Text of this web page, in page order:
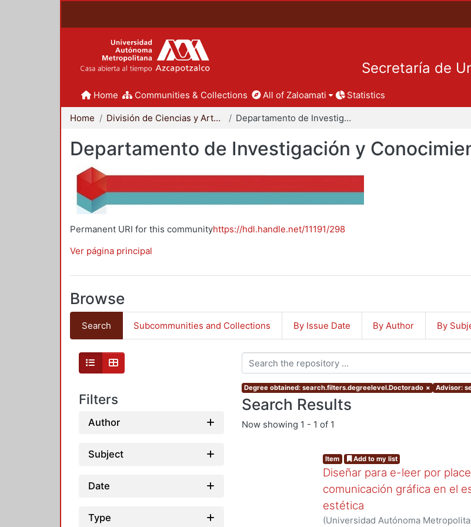
Secretaría de
Home Communities & Collections All of Zaloamati Statistics
Home División de Ciencias y Artes para el Diseño Departamento de Investigación y Conocimiento para el Diseño
Departamento de Investigación y
Permanent URI for this communityhttps://hdl.handle.net/11191/298
Ver página principal
Browse
Search Subcommunities and Collections By Issue Date By Author By
Filters
Author
Subject
Date
Type
Degree obtained: search.filters.degreelevel.Doctorado × Advisor:
Search Results
Now showing 1 - 1 of 1
Item Add to my list
Diseñar para e-leer por
comunicación gráfica en el
estética
(Universidad Autónoma